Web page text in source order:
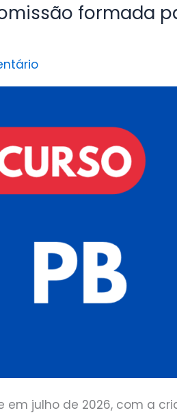
formada
em julho de 2026, com a